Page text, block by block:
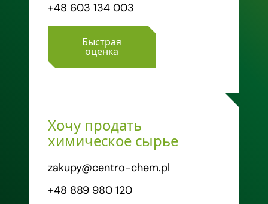
+48 603 134 003
Быстрая
оценка
Хочу продать
химическое сырье
zakupy@centro-chem.pl
+48 889 980 120